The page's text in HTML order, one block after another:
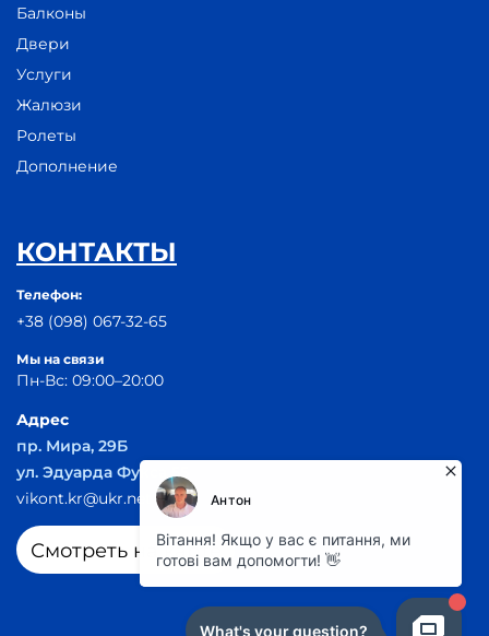
Балконы
Двери
Услуги
Жалюзи
Ролеты
Дополнение
КОНТАКТЫ
Телефон:
+38 (098) 067-32-65
Мы на связи
Пн-Вс: 09:00–20:00
Адрес
пр. Мира, 29Б
ул. Эдуарда Фукса 55
vikont.kr@ukr.net
Смотреть на карте